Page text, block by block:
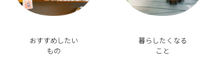
おすすめしたい
もの
暮らしたくなる
こと